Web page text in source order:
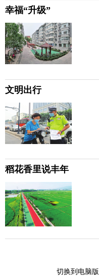
幸福“升级”
文明出行
稻花香里说丰年
切换到电脑版